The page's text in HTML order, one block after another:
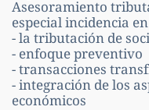
Asesoramiento
especial incidencia en
- la tributación de
- enfoque preventivo
- transacciones
- integración de los
económicos